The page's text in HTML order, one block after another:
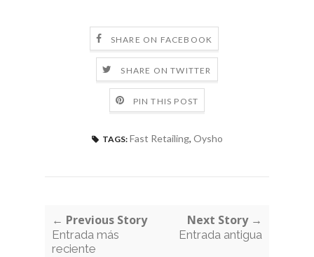
SHARE ON FACEBOOK
SHARE ON TWITTER
PIN THIS POST
TAGS: Fast Retailing, Oysho
← Previous Story
Entrada más
reciente
Next Story →
Entrada antigua